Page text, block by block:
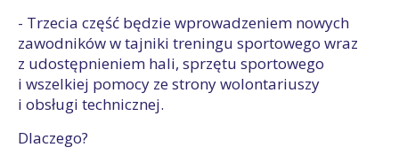
- Trzecia część będzie wprowadzeniem nowych
zawodników w tajniki treningu sportowego wraz
z udostępnieniem hali, sprzętu sportowego
i wszelkiej pomocy ze strony wolontariuszy
i obsługi technicznej.
Dlaczego?